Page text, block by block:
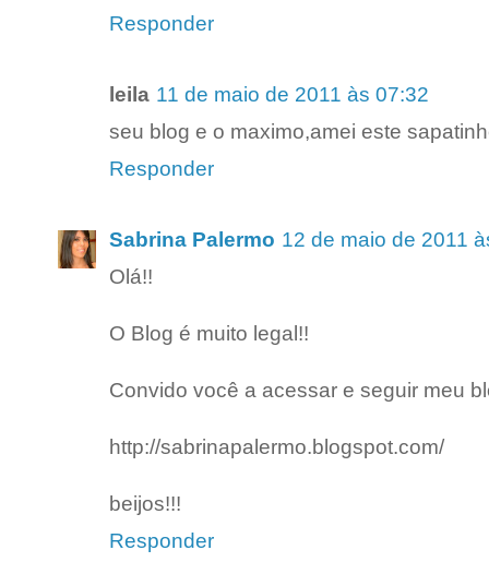
Responder
leila 11 de maio de 2011 às 07:32
seu blog e o maximo,amei este
Responder
Sabrina Palermo 12 de maio de 2011
Olá!!
O Blog é muito legal!!
Convido você a acessar e seguir meu
http://sabrinapalermo.blogspot.com/
beijos!!!
Responder